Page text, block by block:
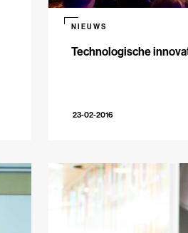
Technologische
NIEUWS
23-02-2016